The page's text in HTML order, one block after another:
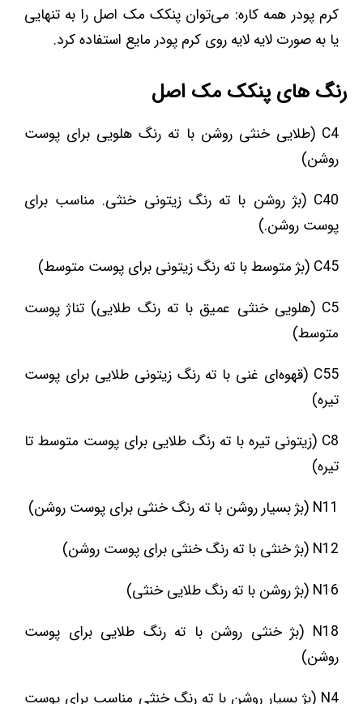
کرم پودر همه کاره: می‌توان پنکک مک اصل را به تنهایی
یا به صورت لایه لایه روی کرم پودر مایع استفاده کرد.
رنگ های پنکک مک اصل
C4 (طلایی خنثی روشن با ته رنگ هلویی برای پوست
روشن)
C40 (بژ روشن با ته رنگ زیتونی خنثی. مناسب برای
پوست روشن.)
C45 (بژ متوسط با ته رنگ زیتونی برای پوست متوسط)
C5 (هلویی خنثی عمیق با ته رنگ طلایی) تناژ پوست
متوسط)
C55 (قهوه‌ای غنی با ته رنگ زیتونی طلایی برای پوست
تیره)
C8 (زیتونی تیره با ته رنگ طلایی برای پوست متوسط تا
تیره)
N11 (بژ بسیار روشن با ته رنگ خنثی برای پوست روشن)
N12 (بژ خنثی با ته رنگ خنثی برای پوست روشن)
N16 (بژ روشن با ته رنگ طلایی خنثی)
N18 (بژ خنثی روشن با ته رنگ طلایی برای پوست
روشن)
N4 (بژ بسیار روشن با ته رنگ خنثی مناسب برای پوست